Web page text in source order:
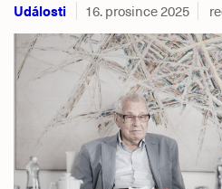
Události 16. prosince 2025